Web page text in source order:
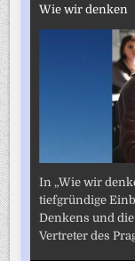
Wie wir denken
In „Wie wir
tiefgründige
Denkens und
Vertreter des